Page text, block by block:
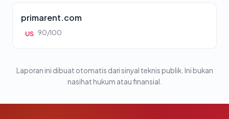
primarent.com
US 90/100
Laporan ini dibuat otomatis dari sinyal teknis publik. Ini bukan
nasihat hukum atau finansial.